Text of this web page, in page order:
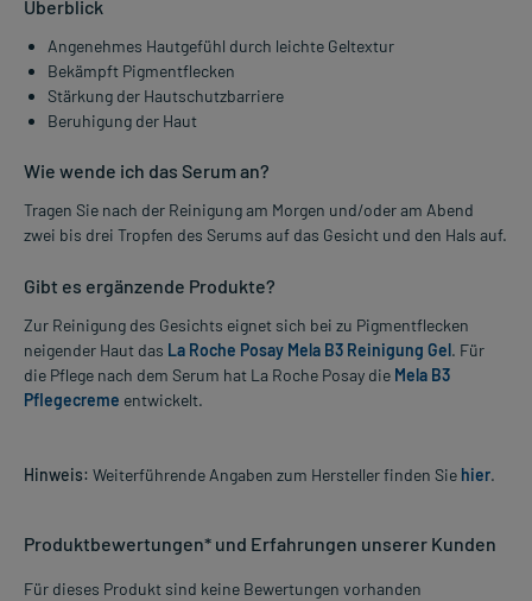
Überblick
Angenehmes Hautgefühl durch leichte Geltextur
Bekämpft Pigmentflecken
Stärkung der Hautschutzbarriere
Beruhigung der Haut
Wie wende ich das Serum an?
Tragen Sie nach der Reinigung am Morgen und/oder am Abend
zwei bis drei Tropfen des Serums auf das Gesicht und den Hals auf.
Gibt es ergänzende Produkte?
Zur Reinigung des Gesichts eignet sich bei zu Pigmentflecken
neigender Haut das La Roche Posay Mela B3 Reinigung Gel. Für
die Pflege nach dem Serum hat La Roche Posay die Mela B3
Pflegecreme entwickelt.
Hinweis: Weiterführende Angaben zum Hersteller finden Sie hier.
Produktbewertungen* und Erfahrungen unserer Kunden
Für dieses Produkt sind keine Bewertungen vorhanden